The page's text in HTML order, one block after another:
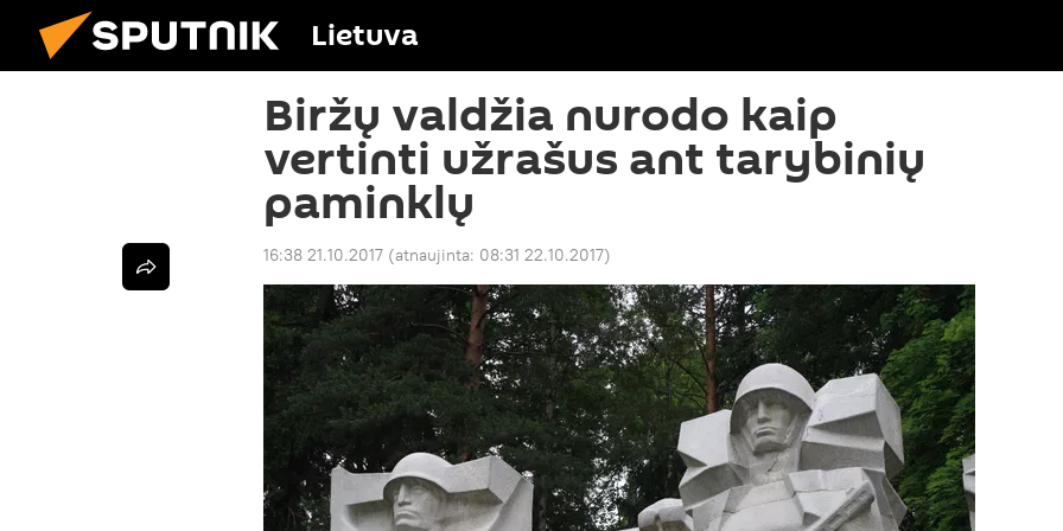
Lietuva
Biržų valdžia nurodo kaip
vertinti užrašus ant tarybinių
paminklų
16:38 21.10.2017 (atnaujinta: 08:31 22.10.2017)